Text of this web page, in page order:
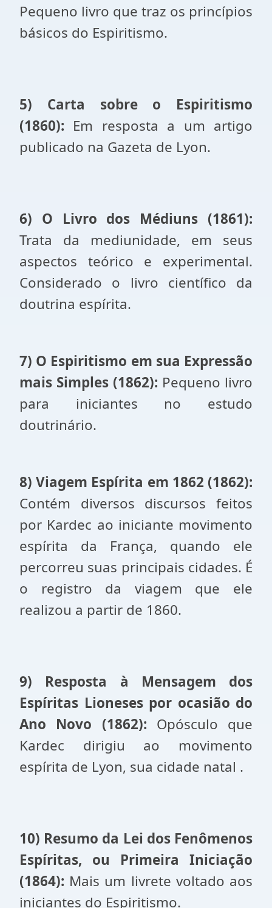
Pequeno livro que traz os princípios
básicos do Espiritismo.
5) Carta sobre o Espiritismo
(1860): Em resposta a um artigo
publicado na Gazeta de Lyon.
6) O Livro dos Médiuns (1861):
Trata da mediunidade, em seus
aspectos teórico e experimental.
Considerado o livro científico da
doutrina espírita.
7) O Espiritismo em sua Expressão
mais Simples (1862): Pequeno livro
para iniciantes no estudo
doutrinário.
8) Viagem Espírita em 1862 (1862):
Contém diversos discursos feitos
por Kardec ao iniciante movimento
espírita da França, quando ele
percorreu suas principais cidades. É
o registro da viagem que ele
realizou a partir de 1860.
9) Resposta à Mensagem dos
Espíritas Lioneses por ocasião do
Ano Novo (1862): Opósculo que
Kardec dirigiu ao movimento
espírita de Lyon, sua cidade natal .
10) Resumo da Lei dos Fenômenos
Espíritas, ou Primeira Iniciação
(1864): Mais um livrete voltado aos
iniciantes do Espiritismo.